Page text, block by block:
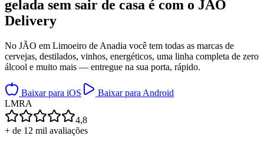
gelada sem sair de casa é com o JÃO
Delivery
No JÃO em Limoeiro de Anadia você tem todas as marcas de
cervejas, destilados, vinhos, energéticos, uma linha completa de zero
álcool e muito mais — entregue na sua porta, rápido.
Baixar para iOS
Baixar para Android
LMRA
4,8
+ de 12 mil avaliações